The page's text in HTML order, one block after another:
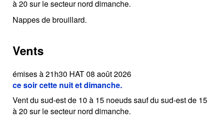
à 20 sur le secteur nord dimanche.
Nappes de brouillard.
Vents
émises à 21h30 HAT 08 août 2026
ce soir cette nuit et dimanche.
Vent du sud-est de 10 à 15 noeuds sauf du sud-est de 15
à 20 sur le secteur nord dimanche.